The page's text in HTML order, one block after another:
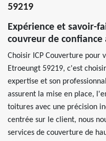
59219
Expérience et savoir-
couvreur de confiance
Choisir ICP Couverture pour
Etroeungt 59219, c'est
expertise et son
assurent la mise en place,
toitures avec une précision
centrée sur le client, nous
services de couverture de